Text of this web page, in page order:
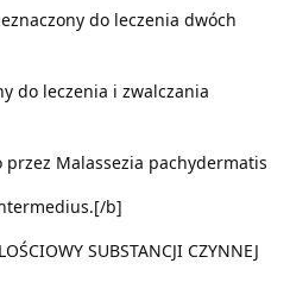
do leczenia dwóch
do leczenia i zwalczania
przez Malassezia pachydermatis
b]
SUBSTANCJI CZYNNEJ